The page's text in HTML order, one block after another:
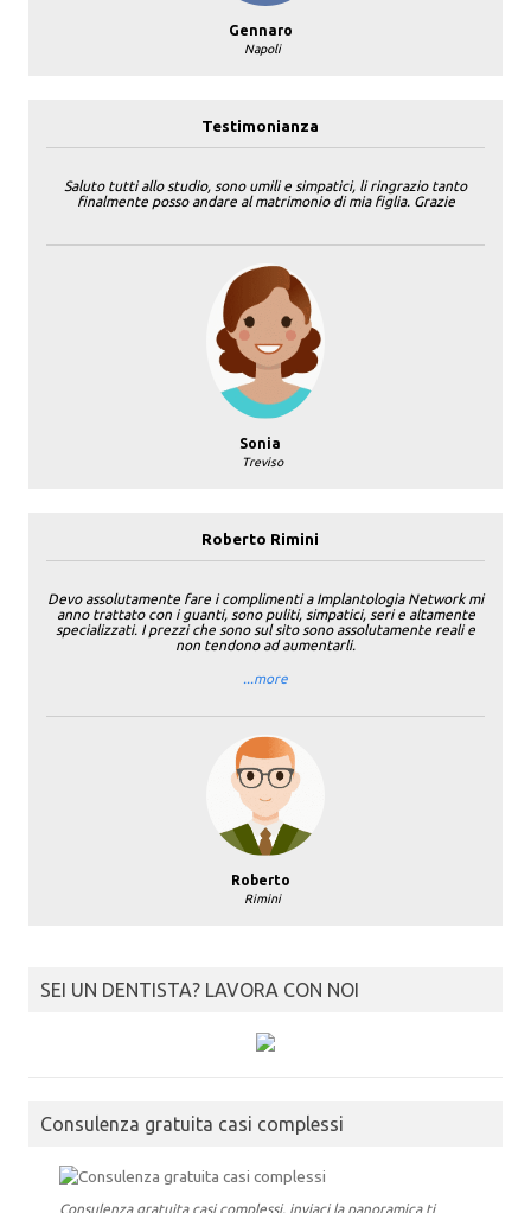
Gennaro
Napoli
Testimonianza
Saluto tutti allo studio, sono umili e simpatici, li ringrazio tanto
finalmente posso andare al matrimonio di mia figlia. Grazie
Sonia
Treviso
Roberto Rimini
Devo assolutamente fare i complimenti a Implantologia Network mi
anno trattato con i guanti, sono puliti, simpatici, seri e altamente
specializzati. I prezzi che sono sul sito sono assolutamente reali e
non tendono ad aumentarli.
...more
Roberto
Rimini
SEI UN DENTISTA? LAVORA CON NOI
Consulenza gratuita casi complessi
Consulenza gratuita casi complessi, inviaci la panoramica ti